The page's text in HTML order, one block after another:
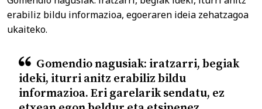
erabiliz bildu informazioa, egoeraren ideia zehatzagoa
ukaiteko.
Gomendio nagusiak: iratzarri, begiak
ideki, iturri anitz erabiliz bildu
informazioa. Eri garelarik sendatu, ez